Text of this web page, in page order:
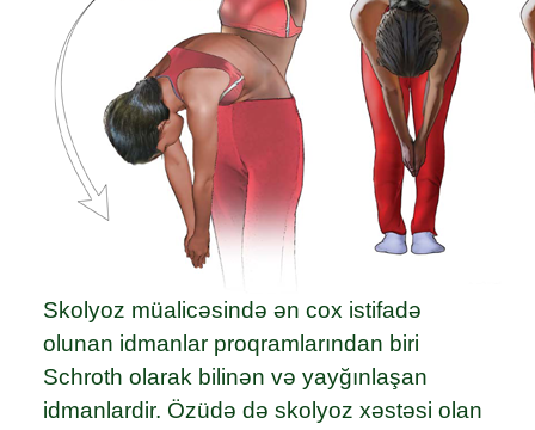
Skolyoz müalicəsində ən cox istifadə
olunan idmanlar proqramlarından biri
Schroth olarak bilinən və yayğınlaşan
idmanlardir. Özüdə də skolyoz xəstəsi olan